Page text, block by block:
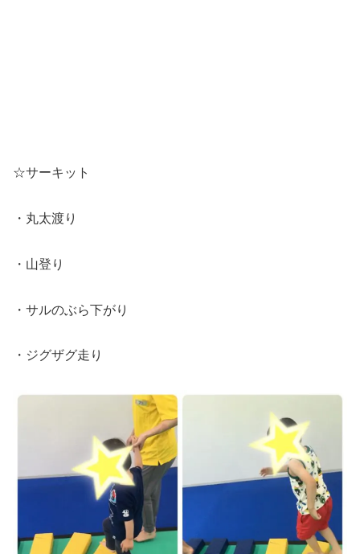
☆サーキット
・丸太渡り
・山登り
・サルのぶら下がり
・ジグザグ走り